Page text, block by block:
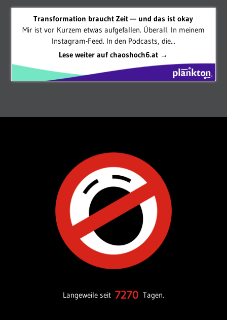
Transformation braucht Zeit — und das ist okay
Mir ist vor Kurzem etwas aufgefallen. Überall. In meinem
Instagram-Feed. In den Podcasts, die...
Lese weiter auf chaoshoch6.at →
Langeweile seit 7270 Tagen.